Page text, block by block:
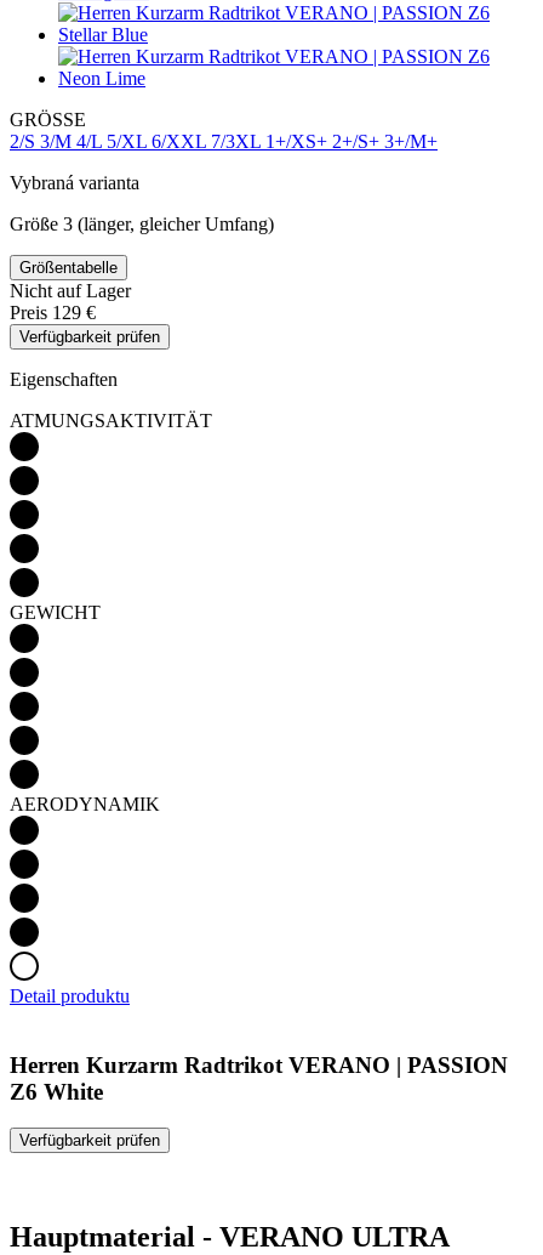
GRÖSSE
2/S 3/M 4/L 5/XL 6/XXL 7/3XL 1+/XS+ 2+/S+ 3+/M+
Vybraná varianta
Größe 3 (länger, gleicher Umfang)
Größentabelle
Nicht auf Lager
Preis 129 €
Verfügbarkeit prüfen
Eigenschaften
ATMUNGSAKTIVITÄT
GEWICHT
AERODYNAMIK
Detail produktu
Herren Kurzarm Radtrikot VERANO | PASSION
Z6 White
Verfügbarkeit prüfen
Hauptmaterial - VERANO ULTRA